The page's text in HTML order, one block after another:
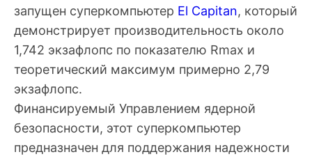
запущен суперкомпьютер El Capitan, который
демонстрирует производительность около
1,742 экзафлопс по показателю Rmax и
теоретический максимум примерно 2,79
экзафлопс.
Финансируемый Управлением ядерной
безопасности, этот суперкомпьютер
предназначен для поддержания надежности